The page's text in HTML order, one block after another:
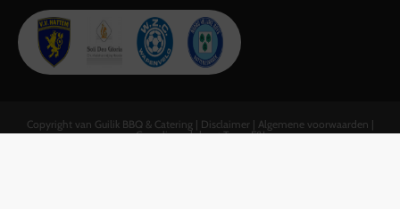
Copyright van Guilik BBQ & Catering | Disclaimer| Algemene voorwaarden |
Gerealiseerd door:Team F&J